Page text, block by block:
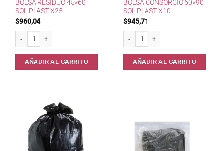
BOLSA RESIDUO 45×60
SOL PLAST X25
$960,04
Bolsa Residuo 45x60 Sol Plast x25 cantidad
AÑADIR AL CARRITO
BOLSA CONSORCIO 60×90
SOL PLAST X10
$945,71
Bolsa Consorcio 60x90 Sol Plast
AÑADIR AL CARRITO